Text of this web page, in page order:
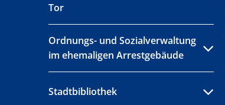
Tor
Ordnungs- und Sozialverwaltung
im ehemaligen Arrestgebäude
Stadtbibliothek